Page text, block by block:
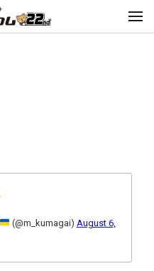
(@m_kumagai) August 6,